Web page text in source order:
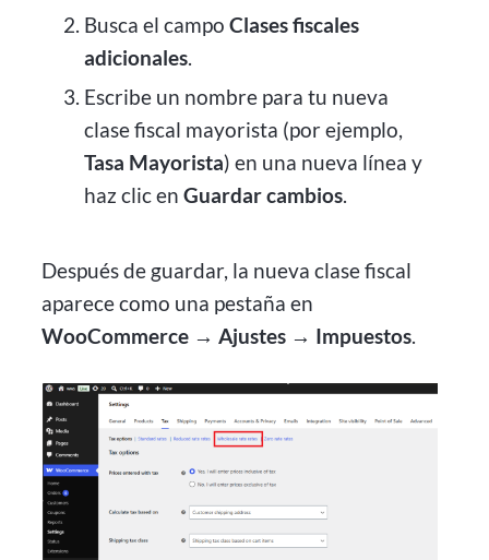
Busca el campo Clases fiscales
adicionales.
Escribe un nombre para tu nueva
clase fiscal mayorista (por ejemplo,
Tasa Mayorista) en una nueva línea y
haz clic en Guardar cambios.
Después de guardar, la nueva clase fiscal
aparece como una pestaña en
WooCommerce → Ajustes → Impuestos